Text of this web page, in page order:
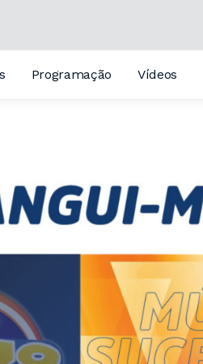
Programação Vídeos